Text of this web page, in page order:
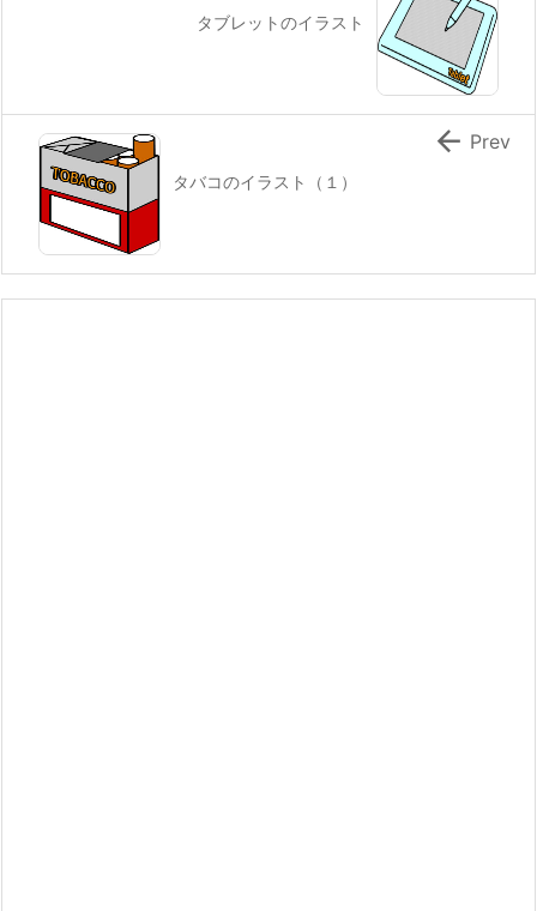
タブレットのイラスト
タバコのイラスト（１）
 Prev